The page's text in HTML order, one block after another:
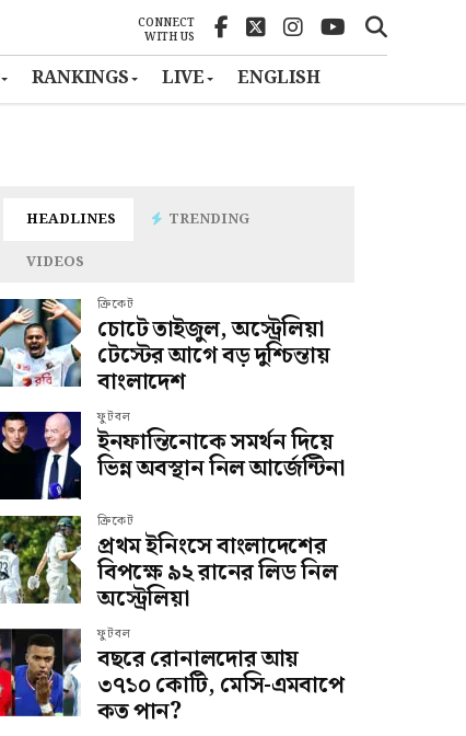
CONNECT
WITH US
RANKINGS LIVE ENGLISH
HEADLINES
TRENDING
VIDEOS
ক্রিকেট
চোটে তাইজুল, অস্ট্রেলিয়া
টেস্টের আগে বড় দুশ্চিন্তায়
বাংলাদেশ
ফুটবল
ইনফান্তিনোকে সমর্থন দিয়ে
ভিন্ন অবস্থান নিল আর্জেন্টিনা
ক্রিকেট
প্রথম ইনিংসে বাংলাদেশের
বিপক্ষে ৯২ রানের লিড নিল
অস্ট্রেলিয়া
ফুটবল
বছরে রোনালদোর আয়
৩৭১০ কোটি, মেসি-এমবাপে
কত পান?